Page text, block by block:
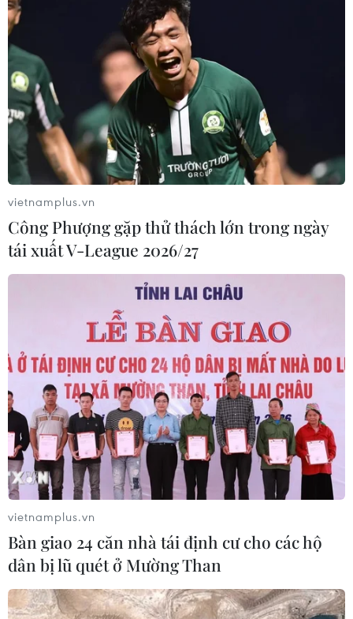
vietnamplus.vn
Công Phượng gặp thử thách lớn trong ngày
tái xuất V-League 2026/27
vietnamplus.vn
Bàn giao 24 căn nhà tái định cư cho các hộ
dân bị lũ quét ở Mường Than